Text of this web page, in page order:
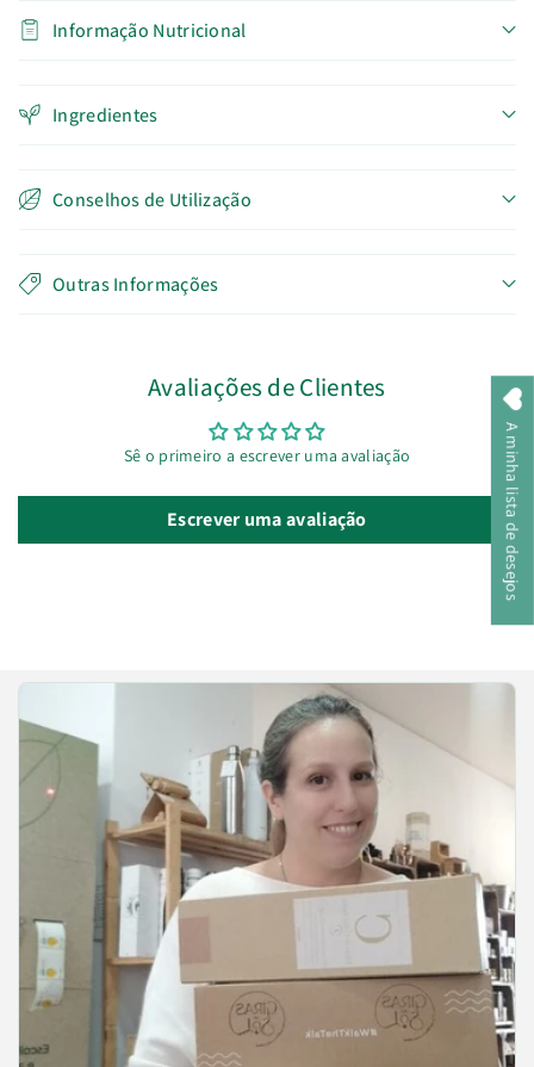
Informação Nutricional
Ingredientes
Conselhos de Utilização
Outras Informações
Avaliações de Clientes
Sê o primeiro a escrever uma avaliação
Escrever uma avaliação A minha lista de desejos